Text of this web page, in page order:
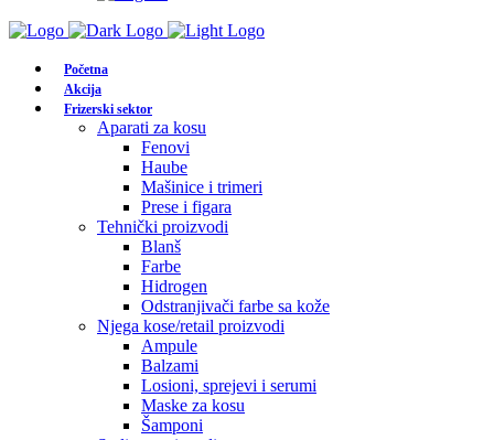
Početna
Akcija
Frizerski sektor
Aparati za kosu
Fenovi
Haube
Mašinice i trimeri
Prese i figara
Tehnički proizvodi
Blanš
Farbe
Hidrogen
Odstranjivači farbe sa kože
Njega kose/retail proizvodi
Ampule
Balzami
Losioni, sprejevi i serumi
Maske za kosu
Šamponi